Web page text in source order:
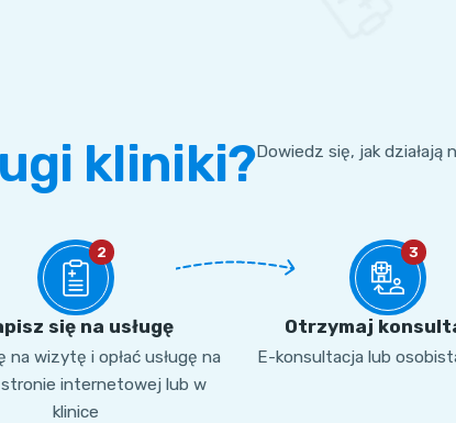
kliniki?Dowiedz się, jak działają
2
się na usługę
na wizytę i opłać usługę na
internetowej lub w
klinice
3
Otrzymaj
E-konsultacja lub